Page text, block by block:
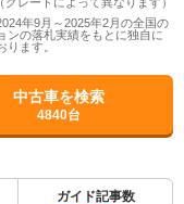
年9月～2025年2月の全国の
ンの落札実績をもとに独自に
ります。
中古車を検索
4840台
ガイド記事数